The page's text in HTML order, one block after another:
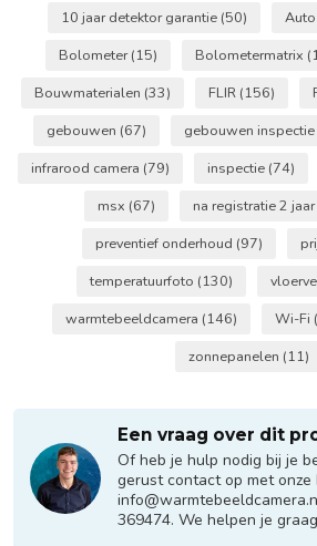
10 jaar detektor garantie (50)
Bolometer(15) Bolometermatrix
Bouwmaterialen (33) FLIR (156)
gebouwen (67) gebouwen inspectie
infrarood camera (79) inspectie (74)
msx (67) na registratie 2
preventief onderhoud (97)
temperatuurfoto (130)
warmtebeeldcamera (146) Wi-Fi
zonnepanelen (11)
Een vraag over dit
Of heb je hulp nodig bij je
gerust contact op met onze
369474. We helpen je